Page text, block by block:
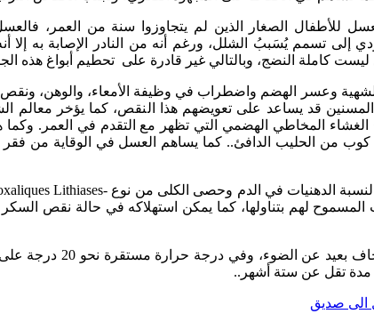
للأطفال الصغار الذين لم يتجاوزوا سنة من العمر،
إلى تسمم يُسَببُ الشلل، ورغم أنه من النادر الإصابة به إلا
ليست كاملة النضج، وبالتالي غير قادرة على تحطيم أبواغ هذه
وعسر الهضم واضطراب في وظيفة الأمعاء، والوهن، ونقص إن
قد يساعد على تعويضهم هذا النقص، كما يؤخر معالم
الغشاء المخاطي الهضمي التي تظهر مع التقدم في العمر.
من الحليب الدافئ.. كما يساهم العسل في الوقاية من فقر
ويذكر أنه للحفاظ على جودة
الى صديق